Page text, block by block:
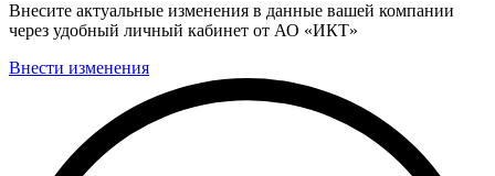
Внесите актуальные изменения в данные вашей компании
через удобный личный кабинет от АО «ИКТ»
Внести изменения